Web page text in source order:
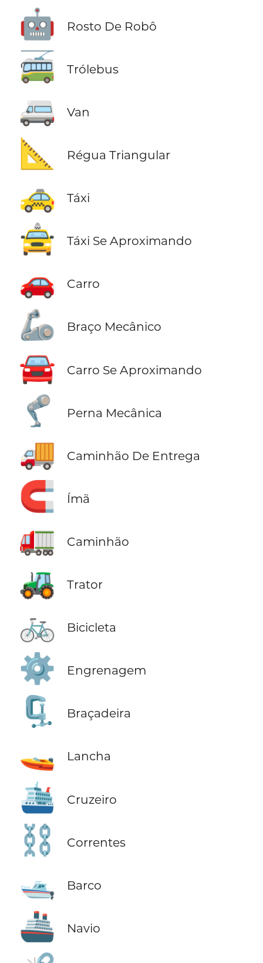
🤖 Rosto De Robô
🚎 Trólebus
🚐 Van
📐 Régua Triangular
🚕 Táxi
🚖 Táxi Se Aproximando
🚗 Carro
🦾 Braço Mecânico
🚘 Carro Se Aproximando
🦿 Perna Mecânica
🚚 Caminhão De Entrega
🧲 Ímã
🚛 Caminhão
🚜 Trator
🚲 Bicicleta
⚙️ Engrenagem
🗜️ Braçadeira
🚤 Lancha
🛳️ Cruzeiro
⛓️ Correntes
🛥️ Barco
🚢 Navio